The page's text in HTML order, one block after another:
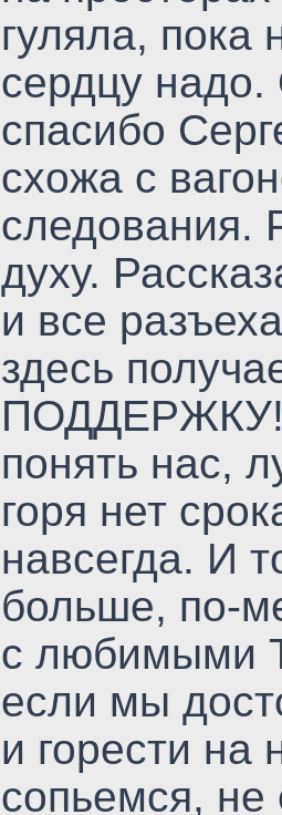
гуляла, пока
сердцу
спасибо
схожа с
следования.
духу.
и все
здесь
понять нас,
горя нет
навсегда. И
больше, по-
с любимыми
если мы
и горести
сопьемся,